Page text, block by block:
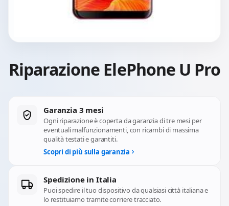
Riparazione ElePhone U Pro
Garanzia 3 mesi
Ogni riparazione è coperta da garanzia di tre mesi per
eventuali malfunzionamenti, con ricambi di massima
qualità testati e garantiti.
Scopri di più sulla garanzia
Spedizione in Italia
Puoi spedire il tuo dispositivo da qualsiasi città italiana e
lo restituiamo tramite corriere tracciato.